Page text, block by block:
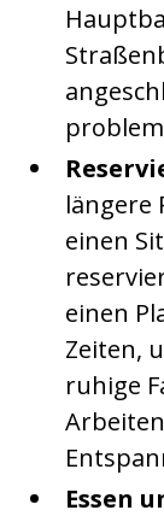
längere
einen
einen
Zeiten,
ruhige
Essen